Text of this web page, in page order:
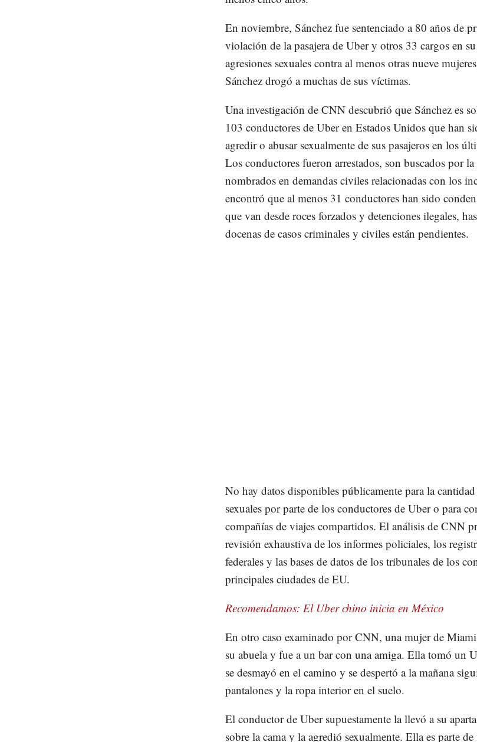
En noviembre, Sánchez fue sentenciado a 80 años de
violación de la pasajera de Uber y otros 33 cargos en
agresiones sexuales contra al menos otras nueve
Sánchez drogó a muchas de sus víctimas.
Una investigación de CNN descubrió que Sánchez es
103 conductores de Uber en Estados Unidos que han
agredir o abusar sexualmente de sus pasajeros en los
Los conductores fueron arrestados, son buscados por
nombrados en demandas civiles relacionadas con los
encontró que al menos 31 conductores han sido
que van desde roces forzados y detenciones ilegales,
docenas de casos criminales y civiles están pendientes.
No hay datos disponibles públicamente para la cantidad
sexuales por parte de los conductores de Uber o para
compañías de viajes compartidos. El análisis de CNN
revisión exhaustiva de los informes policiales, los
federales y las bases de datos de los tribunales de los
principales ciudades de EU.
Recomendamos: El Uber chino inicia en México
En otro caso examinado por CNN, una mujer de
su abuela y fue a un bar con una amiga. Ella tomó un
se desmayó en el camino y se despertó a la mañana
pantalones y la ropa interior en el suelo.
El conductor de Uber supuestamente la llevó a su
sobre la cama y la agredió sexualmente. Ella es parte